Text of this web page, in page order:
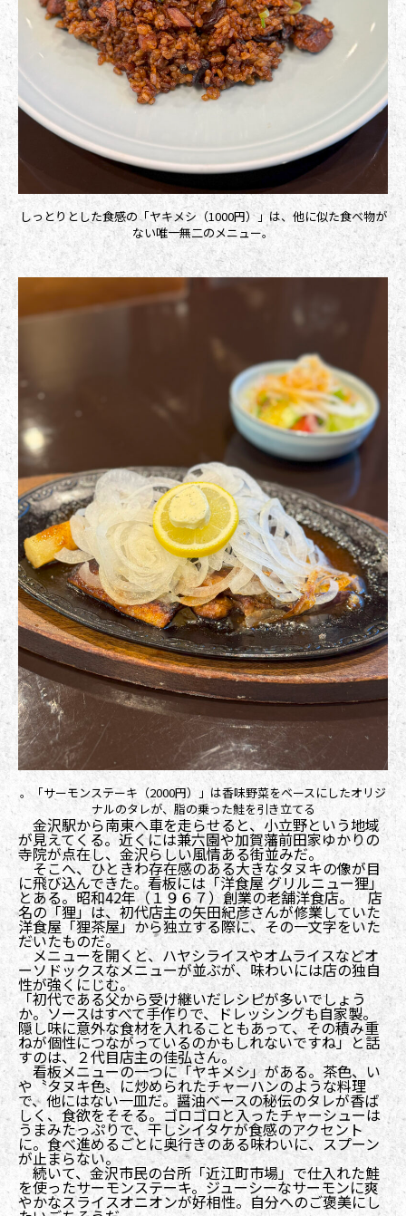
しっとりとした食感の「ヤキメシ（1000円）」は、他に似た食べ物が
ない唯一無二のメニュー。
。「サーモンステーキ（2000円）」は香味野菜をベースにしたオリジ
ナルのタレが、脂の乗った鮭を引き立てる
金沢駅から南東へ車を走らせると、小立野という地域
が見えてくる。近くには兼六園や加賀藩前田家ゆかりの
寺院が点在し、金沢らしい風情ある街並みだ。
そこへ、ひときわ存在感のある大きなタヌキの像が目
に飛び込んできた。看板には「洋食屋 グリルニュー狸」
とある。昭和42年（１９６７）創業の老舗洋食店。 店
名の「狸」は、初代店主の矢田紀彦さんが修業していた
洋食屋「狸茶屋」から独立する際に、その一文字をいた
だいたものだ。
メニューを開くと、ハヤシライスやオムライスなどオ
ーソドックスなメニューが並ぶが、味わいには店の独自
性が強くにじむ。
「初代である父から受け継いだレシピが多いでしょう
か。ソースはすべて手作りで、ドレッシングも自家製。
隠し味に意外な食材を入れることもあって、その積み重
ねが個性につながっているのかもしれないですね」と話
すのは、２代目店主の佳弘さん。
看板メニューの一つに「ヤキメシ」がある。茶色、い
や〝タヌキ色〟に炒められたチャーハンのような料理
で、他にはない一皿だ。醤油ベースの秘伝のタレが香ば
しく、食欲をそそる。ゴロゴロと入ったチャーシューは
うまみたっぷりで、干しシイタケが食感のアクセント
に。食べ進めるごとに奥行きのある味わいに、スプーン
が止まらない。
続いて、金沢市民の台所「近江町市場」で仕入れた鮭
を使ったサーモンステーキ。ジューシーなサーモンに爽
やかなスライスオニオンが好相性。自分へのご褒美にし